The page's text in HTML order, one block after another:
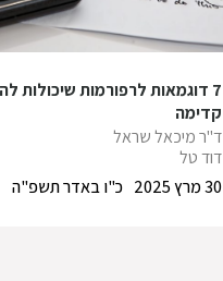
7 דוגמאות לרפורמות שיכולות
קדימה
ד"ר מיכאל שראל
דוד טל
כ"ו באדר תשפ"ה
30 מרץ 2025